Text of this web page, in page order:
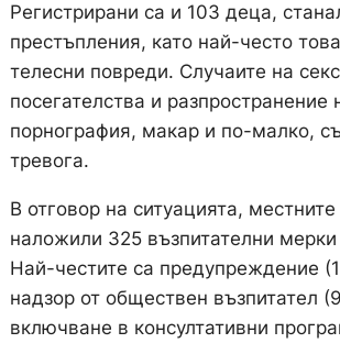
Регистрирани са и 103 деца,
престъпления, като най-често
телесни повреди. Случаите на
посегателства и разпространение
порнография, макар и по-малко,
тревога.
В отговор на ситуацията,
наложили 325 възпитателни
Най-честите са предупреждение
надзор от обществен възпитател
включване в консултативни